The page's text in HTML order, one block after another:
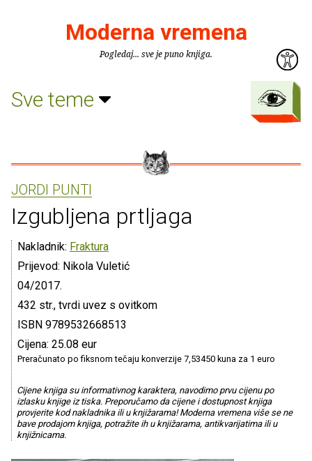
Moderna vremena
Pogledaj... sve je puno knjiga.
Sve teme
JORDI PUNTI
Izgubljena prtljaga
Nakladnik: Fraktura
Prijevod: Nikola Vuletić
04/2017.
432 str., tvrdi uvez s ovitkom
ISBN 9789532668513
Cijena: 25.08 eur
Preračunato po fiksnom tečaju konverzije 7,53450 kuna za 1 euro
Cijene knjiga su informativnog karaktera, navodimo prvu cijenu po
izlasku knjige iz tiska. Preporučamo da cijene i dostupnost knjiga
provjerite kod nakladnika ili u knjižarama! Moderna vremena više se ne
bave prodajom knjiga, potražite ih u knjižarama, antikvarijatima ili u
knjižnicama.